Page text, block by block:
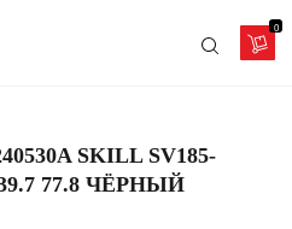
0
SKILL SV185-
77.8 ЧЁРНЫЙ